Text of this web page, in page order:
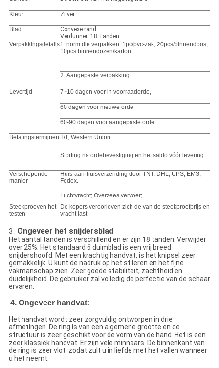
Kleur Zilver
Blad
Convexe rand
Verdunner: 18 Tanden
Verpakkingsdetails1. norm die verpakken: 1pc/pvc-zak; 20pcs/binnendoos;
10pcs binnendozen/karton
2. Aangepaste verpakking
Levertijd 7~10 dagen voor in voorraadorde,
60 dagen voor nieuwe orde
60-90 dagen voor aangepaste orde
Betalingstermijnen T/T, Western Union
Storting na ordebevestiging en het saldo vóór levering
Verschepende
manier
Huis-aan-huisverzending door TNT, DHL, UPS, EMS,
Fedex.
Luchtvracht; Overzees vervoer;
Steekproeven het
testen
De kopers veroorloven zich de van de steekproefprijs en
vracht last
3 . Ongeveer het snijdersblad
Het aantal tanden is verschillend en er zijn 18 tanden. Verwijder
over 25%. Het standaard 6 duimblad is een vrij breed
snijdershoofd. Met een krachtig handvat, is het knipsel zeer
gemakkelijk. U kunt de nadruk op het stileren en het fijne
vakmanschap zien. Zeer goede stabiliteit, zachtheid en
duidelijkheid. De gebruiker zal volledig de perfectie van de schaar
ervaren.
4. Ongeveer handvat:
Het handvat wordt zeer zorgvuldig ontworpen in drie
afmetingen. De ring is van een algemene grootte en de
structuur is zeer geschikt voor de vorm van de hand. Het is een
zeer klassiek handvat. Er zijn vele minnaars. De binnenkant van
de ring is zeer vlot, zodat zult u in liefde met het vallen wanneer
u het neemt.